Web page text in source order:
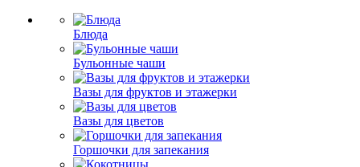
Блюда
Бульонные чаши
Вазы для фруктов и этажерки
Вазы для цветов
Горшочки для запекания